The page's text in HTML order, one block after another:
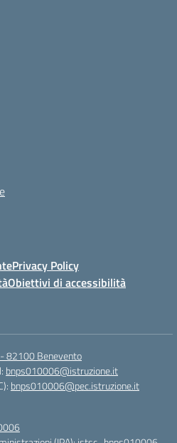
Privacy Policy
Obiettivi di accessibilità
82100 Benevento
bnps010006@istruzione.it
bnps010006@pec.istruzione.it